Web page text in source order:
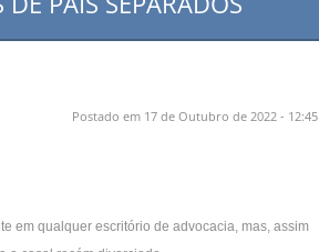
Postado em 17 de Outubro de 2022 - 12:45
em qualquer escritório de advocacia, mas, assim